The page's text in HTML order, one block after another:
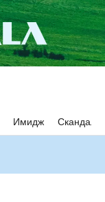
Имидж Скандалы